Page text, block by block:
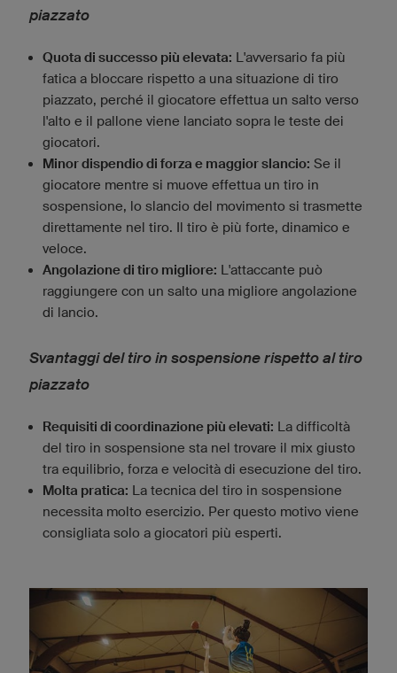
piazzato
Quota di successo più elevata: L'avversario fa più
fatica a bloccare rispetto a una situazione di tiro
piazzato, perché il giocatore effettua un salto verso
l'alto e il pallone viene lanciato sopra le teste dei
giocatori.
Minor dispendio di forza e maggior slancio: Se il
giocatore mentre si muove effettua un tiro in
sospensione, lo slancio del movimento si trasmette
direttamente nel tiro. Il tiro è più forte, dinamico e
veloce.
Angolazione di tiro migliore: L'attaccante può
raggiungere con un salto una migliore angolazione
di lancio.
Svantaggi del tiro in sospensione rispetto al tiro
piazzato
Requisiti di coordinazione più elevati: La difficoltà
del tiro in sospensione sta nel trovare il mix giusto
tra equilibrio, forza e velocità di esecuzione del tiro.
Molta pratica: La tecnica del tiro in sospensione
necessita molto esercizio. Per questo motivo viene
consigliata solo a giocatori più esperti.